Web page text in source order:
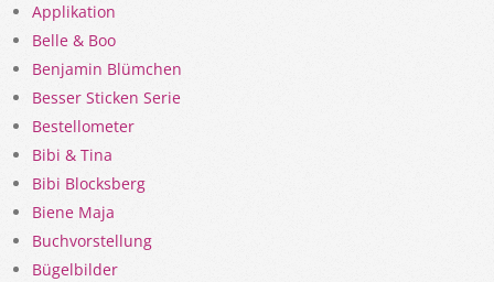
Applikation
Belle & Boo
Benjamin Blümchen
Besser Sticken Serie
Bestellometer
Bibi & Tina
Bibi Blocksberg
Biene Maja
Buchvorstellung
Bügelbilder